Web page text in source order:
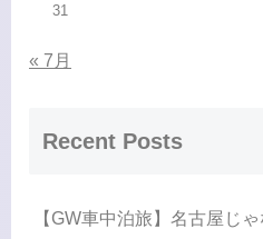
31
« 7月
Recent Posts
【GW車中泊旅】名古屋じ